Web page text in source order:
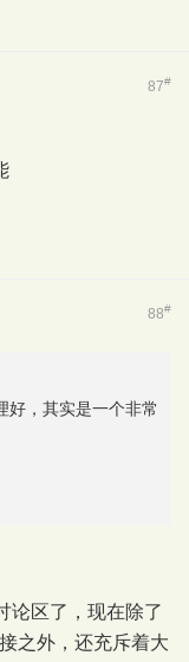
87#
88#
好，其实是一个非常
论区了，现在除了
之外，还充斥着大